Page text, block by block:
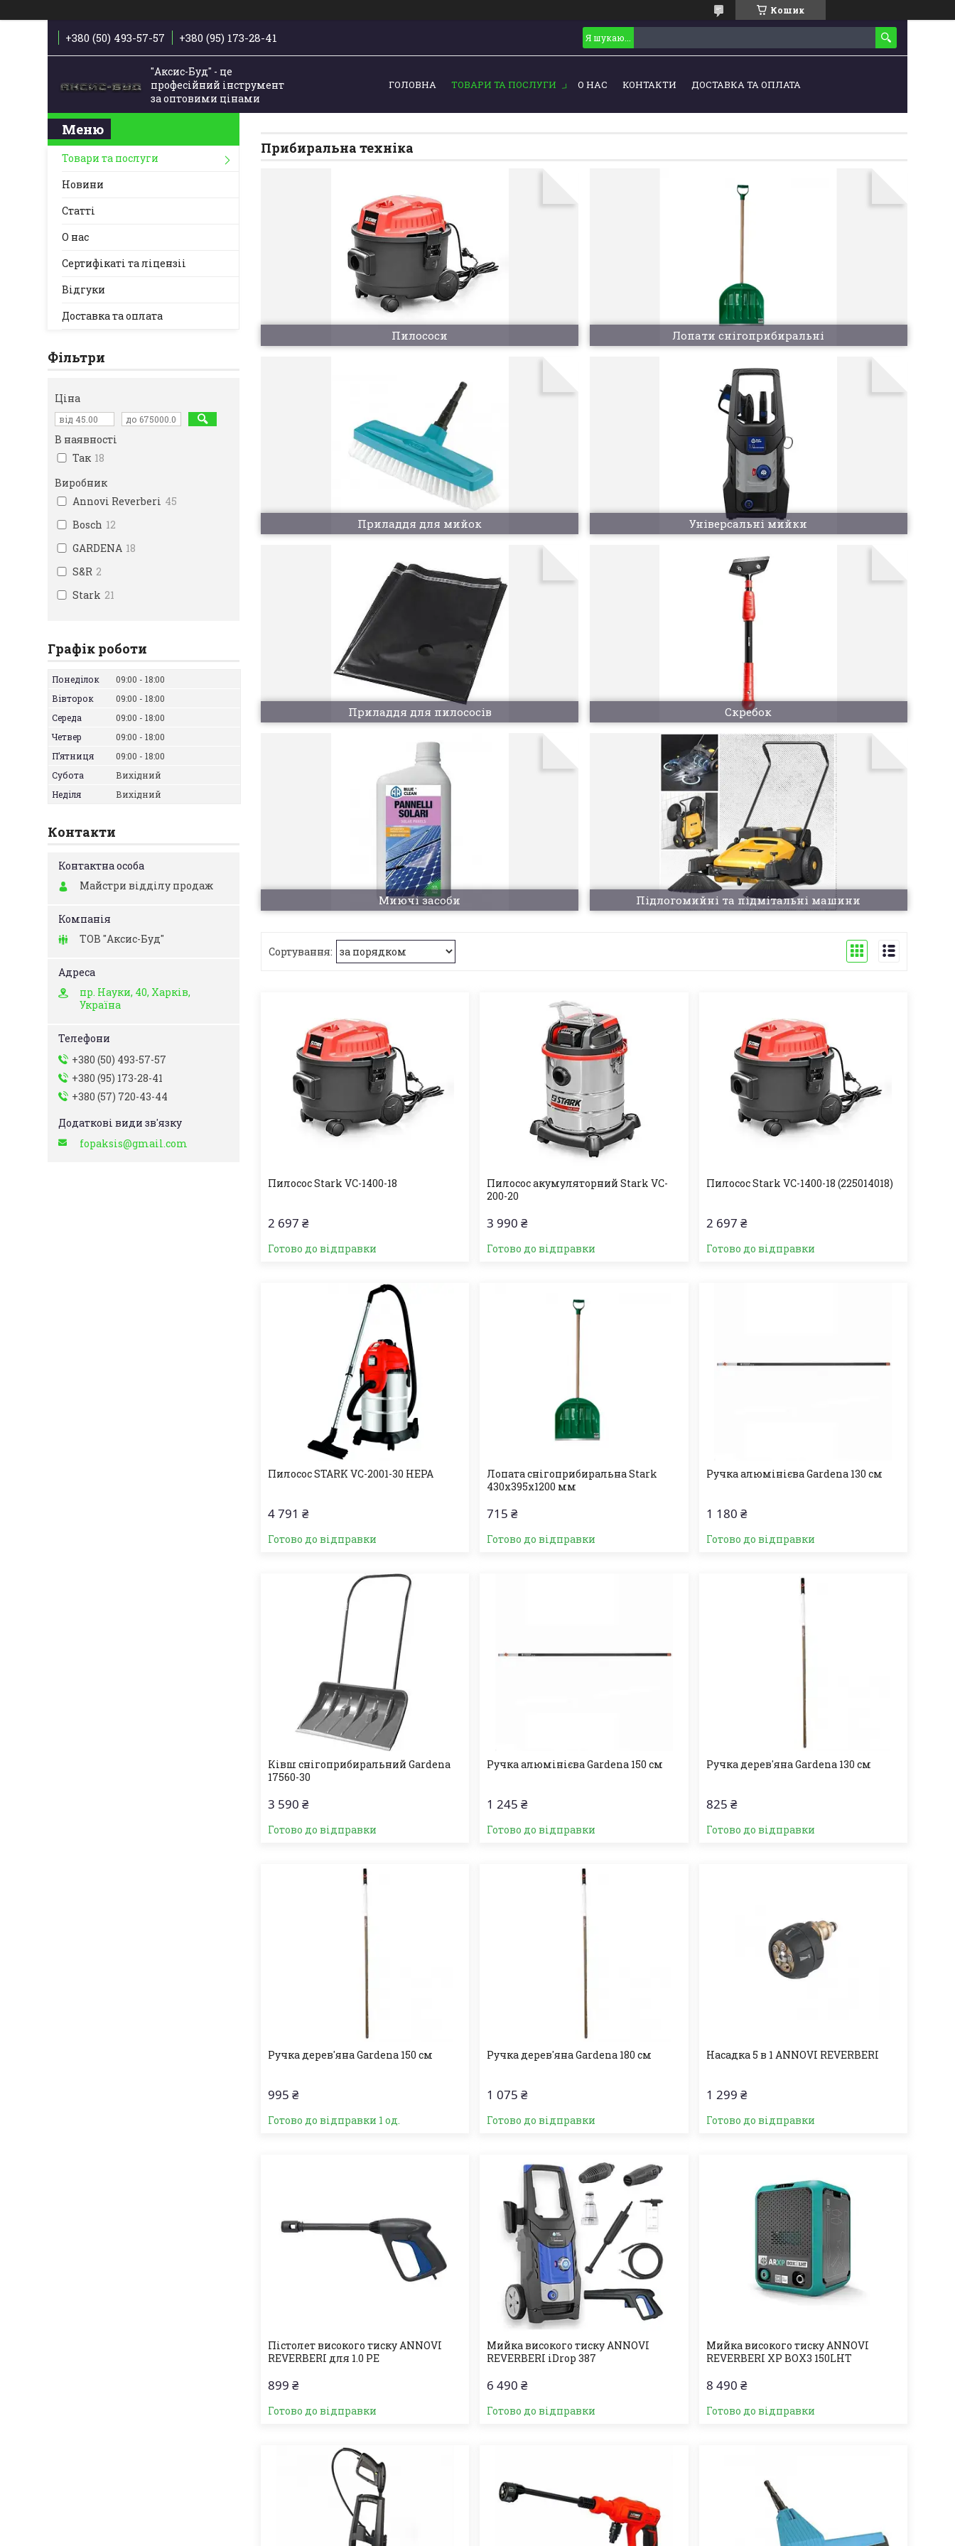
Кошик
+380 (50) 493-57-57 +380 (95) 173-28-41
"Аксис-Буд" - це
професійний інструмент
за оптовими цінами
ГОЛОВНА ТОВАРИ ТА ПОСЛУГИ О НАС КОНТАКТИ ДОСТАВКА ТА ОПЛАТА
Прибиральна техніка
Пилососи Лопати снігоприбиральні
Приладдя для мийок Універсальні мийки
Приладдя для пилососів Скребок
Миючі засоби Підлогомийні та підмітальні машини
Пилосос Stark VC-1400-18
2 697 ₴
Готово до відправки
Пилосос акумуляторний Stark VC-
200-20
3 990 ₴
Готово до відправки
Пилосос Stark VC-1400-18 (225014018)
2 697 ₴
Готово до відправки
Пилосос STARK VC-2001-30 HEPA
4 791 ₴
Готово до відправки
Лопата снігоприбиральна Stark
430х395х1200 мм
715 ₴
Готово до відправки
Ручка алюмінієва Gardena 130 см
1 180 ₴
Готово до відправки
Ківш снігоприбиральний Gardena
17560-30
3 590 ₴
Готово до відправки
Ручка алюмінієва Gardena 150 см
1 245 ₴
Готово до відправки
Ручка дерев'яна Gardena 130 см
825 ₴
Готово до відправки
Ручка дерев'яна Gardena 150 см
995 ₴
Готово до відправки 1 од.
Ручка дерев'яна Gardena 180 см
1 075 ₴
Готово до відправки
Насадка 5 в 1 ANNOVI REVERBERI
1 299 ₴
Готово до відправки
Пістолет високого тиску ANNOVI
REVERBERI для 1.0 PE
899 ₴
Готово до відправки
Мийка високого тиску ANNOVI
REVERBERI iDrop 387
6 490 ₴
Готово до відправки
Мийка високого тиску ANNOVI
REVERBERI XP BOX3 150LHT
8 490 ₴
Готово до відправки
Товари та послуги
Новини
Статті
О нас
Сертифікаті та ліцензіі
Відгуки
Доставка та оплата
Фільтри
Ціна
В наявності
Так 18
Виробник
Annovi Reverberi 45
Bosch 12
GARDENA 18
S&R 2
Stark 21
Графік роботи
Понеділок 09:00
18:00
Вівторок
09:00
18:00
Середа
09:00
18:00
Четвер
09:00
18:00
Пʼятниця
09:00
18:00
Субота
Вихідний
Неділя
Вихідний
Контакти
Майстри відділу продаж
ТОВ "Аксис-Буд"
пр. Науки, 40, Харків,
Україна
+380 (50) 493-57-57
+380 (95) 173-28-41
+380 (57) 720-43-44
fopaksis@gmail.com